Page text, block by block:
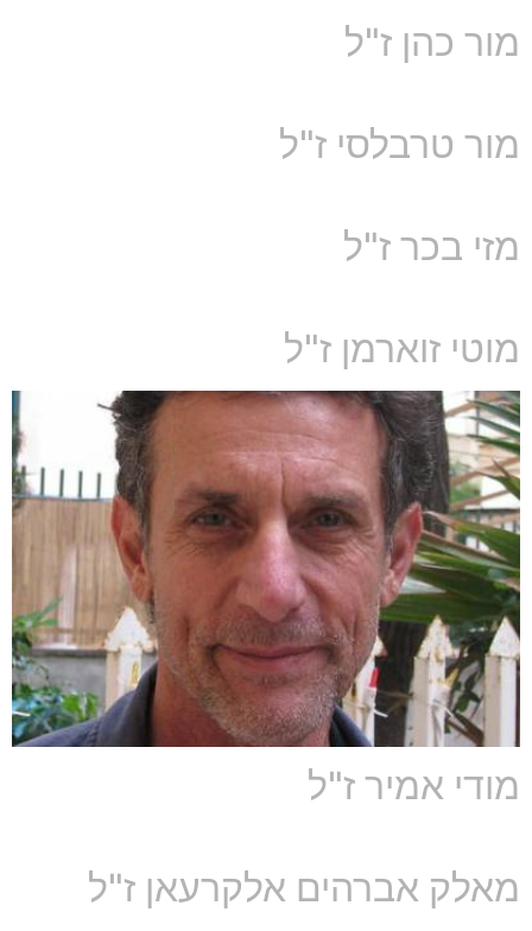
מור כהן ז"ל
מור טרבלסי ז"ל
מזי בכר ז"ל
מוטי זוארמן ז"ל
מודי אמיר ז"ל
מאלק אברהים אלקרעאן ז"ל